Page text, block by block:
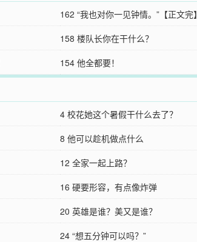
162 “我也对你一见钟情。”【正文完】
158 楼队长你在干什么？
154 他全都要！
4 校花她这个暑假干什么去了？
8 他可以趁机做点什么
12 全家一起上路？
16 硬要形容，有点像炸弹
20 英雄是谁？美又是谁？
24 “想五分钟可以吗？”